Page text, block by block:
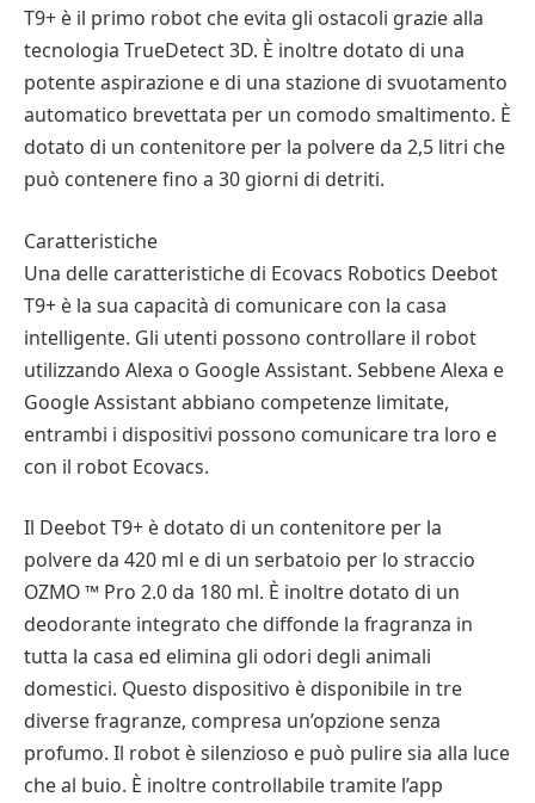
T9+ è il primo robot che evita gli ostacoli grazie alla
tecnologia TrueDetect 3D. È inoltre dotato di una
potente aspirazione e di una stazione di svuotamento
automatico brevettata per un comodo smaltimento. È
dotato di un contenitore per la polvere da 2,5 litri che
può contenere fino a 30 giorni di detriti.
Caratteristiche
Una delle caratteristiche di Ecovacs Robotics Deebot
T9+ è la sua capacità di comunicare con la casa
intelligente. Gli utenti possono controllare il robot
utilizzando Alexa o Google Assistant. Sebbene Alexa e
Google Assistant abbiano competenze limitate,
entrambi i dispositivi possono comunicare tra loro e
con il robot Ecovacs.
Il Deebot T9+ è dotato di un contenitore per la
polvere da 420 ml e di un serbatoio per lo straccio
OZMO ™ Pro 2.0 da 180 ml. È inoltre dotato di un
deodorante integrato che diffonde la fragranza in
tutta la casa ed elimina gli odori degli animali
domestici. Questo dispositivo è disponibile in tre
diverse fragranze, compresa un’opzione senza
profumo. Il robot è silenzioso e può pulire sia alla luce
che al buio. È inoltre controllabile tramite l’app